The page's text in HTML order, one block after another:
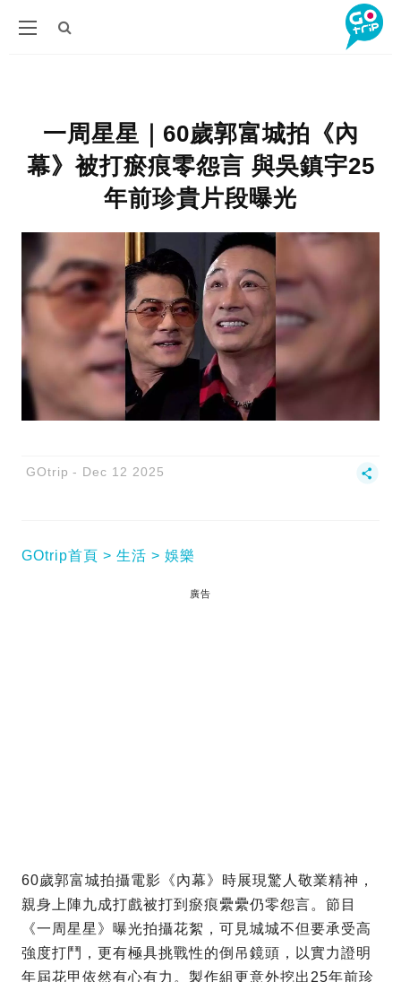
一周星星｜60歲郭富城拍《內
幕》被打瘀痕零怨言 與吳鎮宇25
年前珍貴片段曝光
GOtrip Dec 12 2025
GOtrip首頁 生活 娛樂
廣告
60歲郭富城拍攝電影《內幕》時展現驚人敬業精神，
親身上陣九成打戲被打到瘀痕纍纍仍零怨言。節目
《一周星星》曝光拍攝花絮，可見城城不但要承受高
強度打鬥，更有極具挑戰性的倒吊鏡頭，以實力證明
年屆花甲依然有心有力。製作組更意外挖出25年前珍